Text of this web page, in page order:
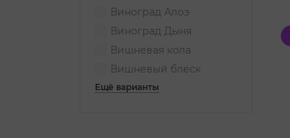
Виноград Алоэ
Виноград Дыня
Вишневая кола
Вишневый блеск